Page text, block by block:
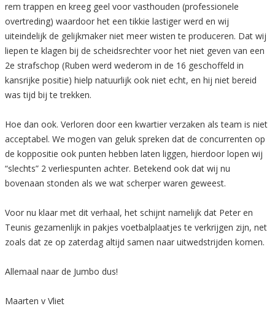
rem trappen en kreeg geel voor vasthouden (professionele
overtreding) waardoor het een tikkie lastiger werd en wij
uiteindelijk de gelijkmaker niet meer wisten te produceren. Dat wij
liepen te klagen bij de scheidsrechter voor het niet geven van een
2e strafschop (Ruben werd wederom in de 16 geschoffeld in
kansrijke positie) hielp natuurlijk ook niet echt, en hij niet bereid
was tijd bij te trekken.
Hoe dan ook. Verloren door een kwartier verzaken als team is niet
acceptabel. We mogen van geluk spreken dat de concurrenten op
de koppositie ook punten hebben laten liggen, hierdoor lopen wij
“slechts” 2 verliespunten achter. Betekend ook dat wij nu
bovenaan stonden als we wat scherper waren geweest.
Voor nu klaar met dit verhaal, het schijnt namelijk dat Peter en
Teunis gezamenlijk in pakjes voetbalplaatjes te verkrijgen zijn, net
zoals dat ze op zaterdag altijd samen naar uitwedstrijden komen.
Allemaal naar de Jumbo dus!
Maarten v Vliet